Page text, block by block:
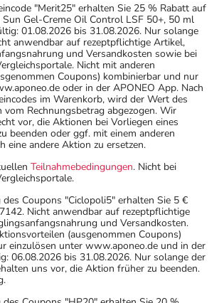
"Merit25" erhalten Sie 25 % Rabatt auf
Gel-Creme Oil Control LSF 50+, 50 ml
01.08.2026 bis 31.08.2026. Nur solange
anwendbar auf rezeptpflichtige Artikel,
und Versandkosten sowie bei
Nicht mit anderen
Coupons) kombinierbar und nur
oder in der APONEO App. Nach
im Warenkorb, wird der Wert des
Rechnungsbetrag abgezogen. Wir
vor, die Aktionen bei Vorliegen eines
beenden oder ggf. mit einem anderen
eine andere Aktion zu ersetzen.
Teilnahmebedingungen. Nicht bei
Coupons "Ciclopoli5" erhalten Sie 5 €
Nicht anwendbar auf rezeptpflichtige
und Versandkosten.
(ausgenommen Coupons)
einzulösen unter www.aponeo.de und in der
06.08.2026 bis 31.08.2026. Nur solange der
uns vor, die Aktion früher zu beenden.